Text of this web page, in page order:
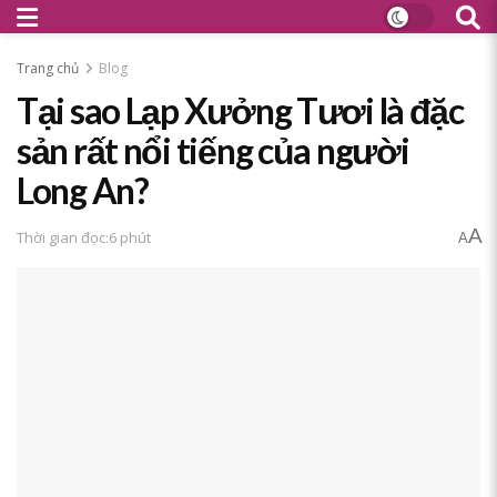
Trang chủ Blog
Tại sao Lạp Xưởng Tươi là đặc
sản rất nổi tiếng của người
Long An?
Thời gian đọc:6 phút AA